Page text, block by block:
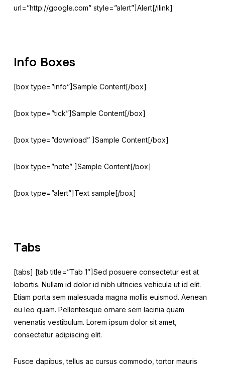
url=”http://google.com” style=”alert”]Alert[/ilink]
Info Boxes
[box type=”info”]Sample Content[/box]
[box type=”tick”]Sample Content[/box]
[box type=”download” ]Sample Content[/box]
[box type=”note” ]Sample Content[/box]
[box type=”alert”]Text sample[/box]
Tabs
[tabs] [tab title=”Tab 1″]Sed posuere consectetur est at
lobortis. Nullam id dolor id nibh ultricies vehicula ut id elit.
Etiam porta sem malesuada magna mollis euismod. Aenean
eu leo quam. Pellentesque ornare sem lacinia quam
venenatis vestibulum. Lorem ipsum dolor sit amet,
consectetur adipiscing elit.
Fusce dapibus, tellus ac cursus commodo, tortor mauris